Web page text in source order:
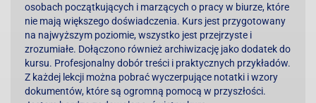
osobach początkujących i marzących o pracy w biurze, które
nie mają większego doświadczenia. Kurs jest przygotowany
na najwyższym poziomie, wszystko jest przejrzyste i
zrozumiałe. Dołączono również archiwizację jako dodatek do
kursu. Profesjonalny dobór treści i praktycznych przykładów.
Z każdej lekcji można pobrać wyczerpujące notatki i wzory
dokumentów, które są ogromną pomocą w przyszłości.